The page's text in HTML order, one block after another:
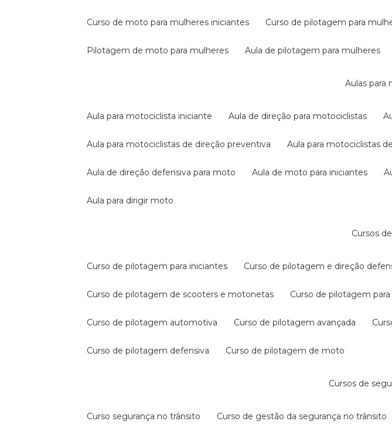
curso de moto para mulheres iniciantes curso de pilotagem para
pilotagem de moto para mulheres aula de pilotagem para mulheres
aulas
aula para motociclista iniciante aula de direção para motociclistas
aula para motociclistas de direção preventiva aula para motociclistas
aula de direção defensiva para moto aula de moto para iniciantes
aula para dirigir moto
cursos
curso de pilotagem para iniciantes curso de pilotagem e direção
curso de pilotagem de scooters e motonetas curso de pilotagem
curso de pilotagem automotiva curso de pilotagem avançada
curso de pilotagem defensiva curso de pilotagem de moto
cursos de
curso segurança no trânsito curso de gestão da segurança no trânsito